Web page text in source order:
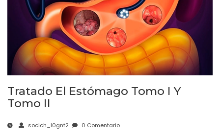
Tratado El Estómago Tomo I Y
Tomo II
socich_l0gnt2 0 Comentario